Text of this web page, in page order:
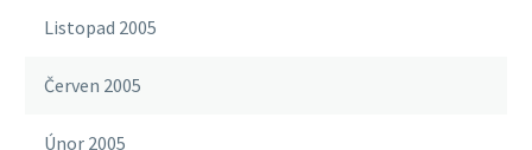
Listopad 2005
Červen 2005
Únor 2005